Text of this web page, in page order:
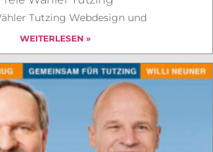
Tutzing Webdesign und
WEITERLESEN »